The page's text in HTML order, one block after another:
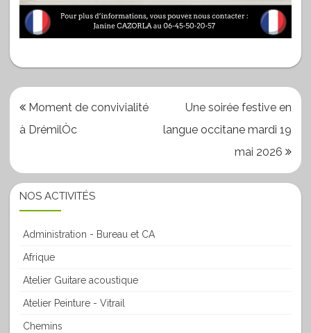
Navigation
de
Moment de convivialité
à DrémilÒc
Une soirée festive en
langue occitane mardi 19
mai 2026
NOS ACTIVITÉS
Administration - Bureau et CA
Afrique
Atelier Guitare acoustique
Atelier Peinture - Vitrail
Chemins